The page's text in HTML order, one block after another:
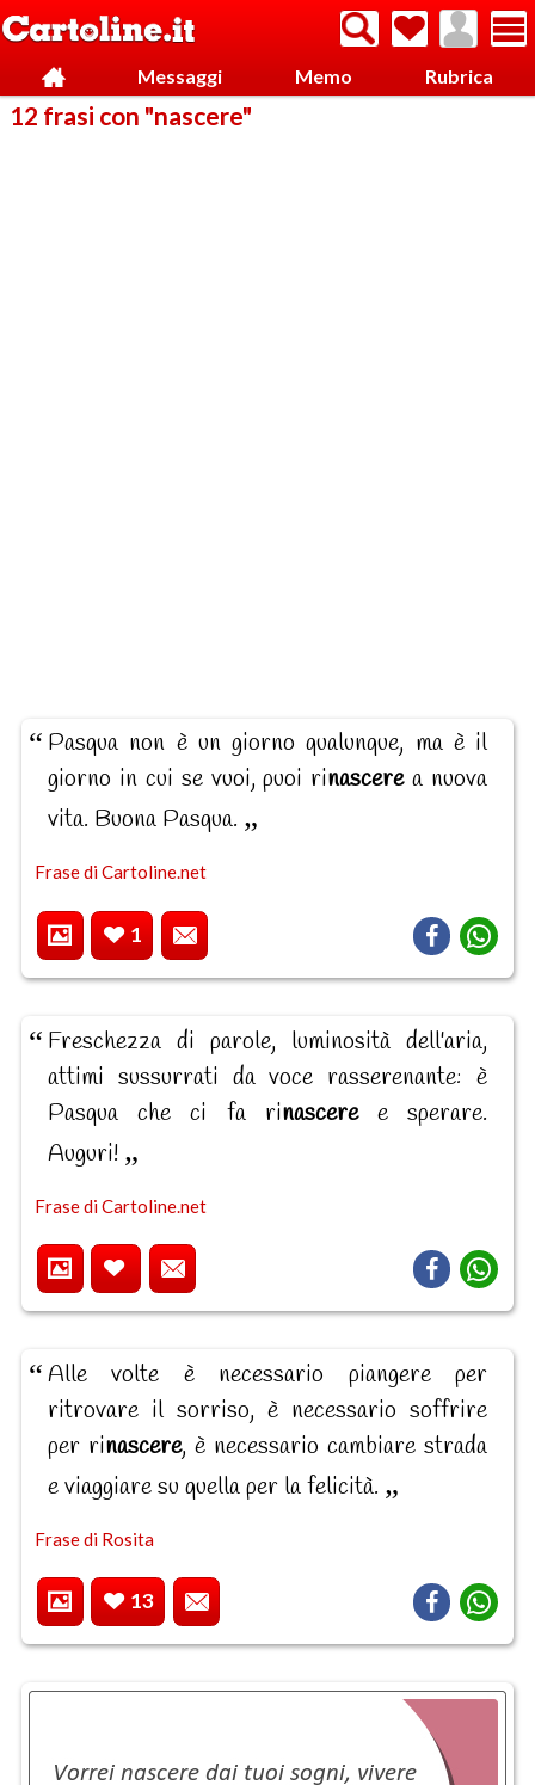
Messaggi Memo Rubrica
12 frasi con "nascere"
Pasqua non è un giorno qualunque, ma è il
giorno in cui se vuoi, puoi rinascerea nuova
vita. Buona Pasqua.
Frase di Cartoline.net
1
Freschezza di parole, luminosità dell'aria,
attimi sussurrati da voce rasserenante: è
Pasqua che ci fa rinasceree sperare.
Auguri!
Frase di Cartoline.net
Alle volte è necessario piangere per
ritrovare il sorriso, è necessario soffrire
per rinascere, è necessario cambiare strada
e viaggiare su quella per la felicità.
Frase di Rosita
13